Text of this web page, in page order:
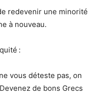
redevenir une minorité
à nouveau.
:
vous déteste pas, on
de bons Grecs